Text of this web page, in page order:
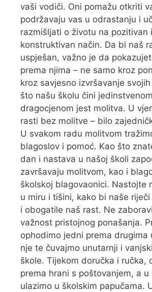
vaši vodiči. Oni pomažu otkriti
podržavaju vas u odrastanju i
razmišljati o životu na pozitivan i
konstruktivan način. Da bi naš
uspješan, važno je da
prema njima – ne samo kroz
kroz savjesno izvršavanje
što našu školu čini
dragocjenom jest molitva. U
rasti bez molitve – bilo
U svakom radu molitvom
blagoslov i pomoć. Kao što
dan i nastava u našoj školi
završavaju molitvom, kao i
školskoj blagovaonici. Nastojte
u miru i tišini, kako bi naše
i obogatile naš rast. Ne
važnost pristojnog ponašanja.
ophodimo jedni prema drugima
nje te čuvajmo unutarnji i
škole. Tijekom doručka i ručka,
prema hrani s poštovanjem, a u
ulazimo u školskim papučama.